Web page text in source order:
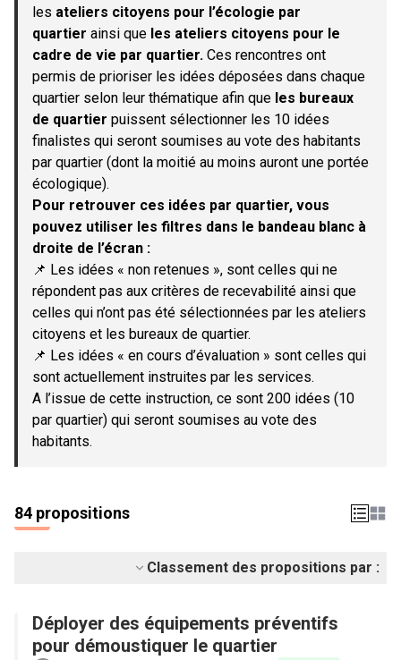
les ateliers citoyens pour l’écologie par
quartier ainsi que les ateliers citoyens pour le
cadre de vie par quartier. Ces rencontres ont
permis de prioriser les idées déposées dans chaque
quartier selon leur thématique afin que les bureaux
de quartier puissent sélectionner les 10 idées
finalistes qui seront soumises au vote des habitants
par quartier (dont la moitié au moins auront une portée
écologique).
Pour retrouver ces idées par quartier, vous
pouvez utiliser les filtres dans le bandeau blanc à
droite de l’écran :
📌 Les idées « non retenues », sont celles qui ne
répondent pas aux critères de recevabilité ainsi que
celles qui n’ont pas été sélectionnées par les ateliers
citoyens et les bureaux de quartier.
📌 Les idées « en cours d’évaluation » sont celles qui
sont actuellement instruites par les services.
A l’issue de cette instruction, ce sont 200 idées (10
par quartier) qui seront soumises au vote des
habitants.
84 propositions
Classement des propositions par :
Déployer des équipements préventifs
pour démoustiquer le quartier